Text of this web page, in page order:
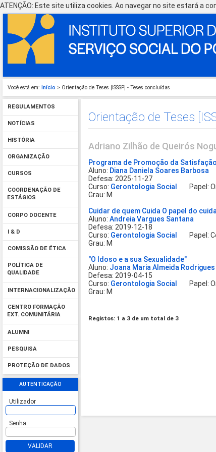
ATENÇÃO: Este site utiliza cookies. Ao navegar no site estará a
Você está em: Início > Orientação de Teses [ISSSP] - Teses concluídas
REGULAMENTOS
NOTÍCIAS
HISTÓRIA
ORGANIZAÇÃO
CURSOS
COORDENAÇÃO DE
ESTÁGIOS
CORPO DOCENTE
I & D
COMISSÃO DE ÉTICA
POLÍTICA DE
QUALIDADE
INTERNACIONALIZAÇÃO
CENTRO FORMAÇÃO
EXT. COMUNITÁRIA
ALUMNI
PESQUISA
PROTEÇÃO DE DADOS
AUTENTICAÇÃO
Utilizador
Senha
VALIDAR
Orientação de Teses
Adriano Zilhão de Queirós
Programa de Promoção da
Aluno: Diana Daniela Soares Barbosa
Defesa: 2025-11-27
Curso: Gerontologia Social
Papel:
Grau: M
Cuidar de quem Cuida O papel do
Aluno:Andreia Vargues Santana
Defesa: 2019-12-18
Curso: Gerontologia Social
Papel:
Grau: M
"O Idoso e a sua Sexualidade"
Aluno: Joana Maria Almeida Rodrigues
Defesa: 2019-04-15
Curso: Gerontologia Social
Papel:
Grau: M
Registos: 1 a 3 de um total de 3